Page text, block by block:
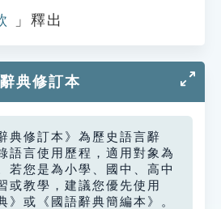
」釋出
典修訂本
典修訂本》為歷史語言辭
語言使用歷程，適用對象為
若您是為小學、國中、高中
或教學，建議您優先使用
》或《國語辭典簡編本》。